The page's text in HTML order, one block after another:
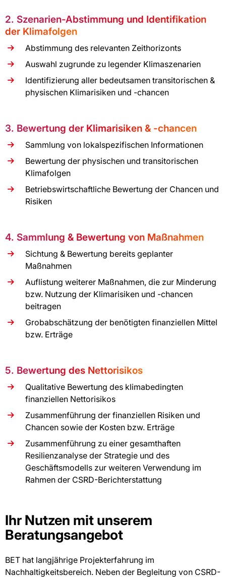
2. Szenarien-Abstimmung und Identifikation
der Klimafolgen
Abstimmung des relevanten Zeithorizonts
Auswahl zugrunde zu legender Klimaszenarien
Identifizierung aller bedeutsamen transitorischen &
physischen Klimarisiken und -chancen
3. Bewertung der Klimarisiken & -chancen
Sammlung von lokalspezifischen Informationen
Bewertung der physischen und transitorischen
Klimafolgen
Betriebswirtschaftliche Bewertung der Chancen und
Risiken
4. Sammlung & Bewertung von Maßnahmen
Sichtung & Bewertung bereits geplanter
Maßnahmen
Auflistung weiterer Maßnahmen, die zur Minderung
bzw. Nutzung der Klimarisiken und -chancen
beitragen
Grobabschätzung der benötigten finanziellen Mittel
bzw. Erträge
5. Bewertung des Nettorisikos
Qualitative Bewertung des klimabedingten
finanziellen Nettorisikos
Zusammenführung der finanziellen Risiken und
Chancen sowie der Kosten bzw. Erträge
Zusammenführung zu einer gesamthaften
Resilienzanalyse der Strategie und des
Geschäftsmodells zur weiteren Verwendung im
Rahmen der CSRD-Berichterstattung
Ihr Nutzen mit unserem
Beratungsangebot
BET hat langjährige Projekterfahrung im
Nachhaltigkeitsbereich. Neben der Begleitung von CSRD-